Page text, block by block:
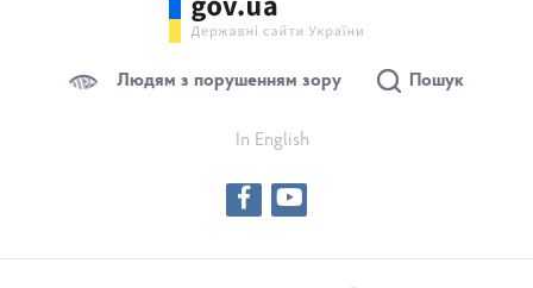
Людям з порушенням зору Пошук
In English